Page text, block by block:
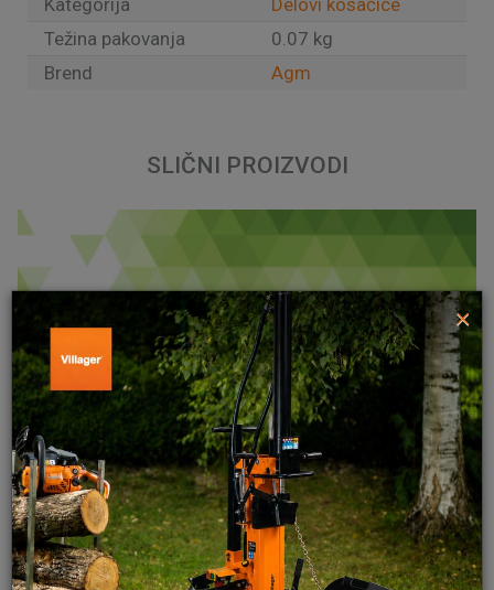
Kategorija
Delovi kosačice
Težina pakovanja
0.07 kg
Brend
Agm
Poruka
POŠALJI
SLIČNI PROIZVODI
×